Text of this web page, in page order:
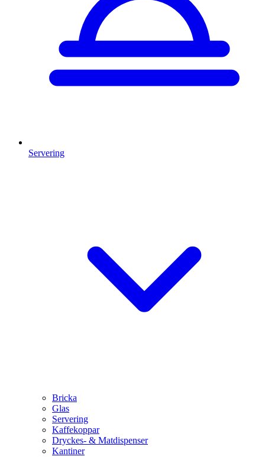
Servering
Bricka
Glas
Servering
Kaffekoppar
Dryckes- & Matdispenser
Kantiner